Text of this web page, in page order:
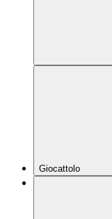
Giocattolo